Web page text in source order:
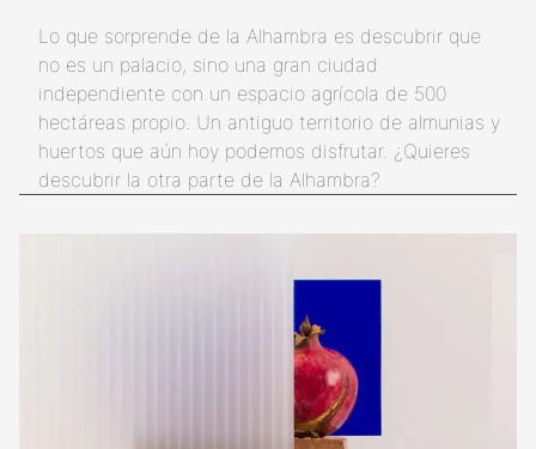
Lo que sorprende de la Alhambra es descubrir que
no es un palacio, sino una gran ciudad
independiente con un espacio agrícola de 500
hectáreas propio. Un antiguo territorio de almunias y
huertos que aún hoy podemos disfrutar. ¿Quieres
descubrir la otra parte de la Alhambra?